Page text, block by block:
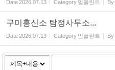
Date2026.07.13 Category 임플란트 By
구미흥신소 탐정사무소...
Date2026.07.13 Category 임플란트 By